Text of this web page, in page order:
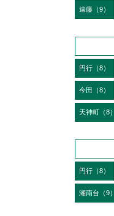
遠藤（9）
円行（8）
今田（8）
天神町（8）
円行（8）
湘南台（9）